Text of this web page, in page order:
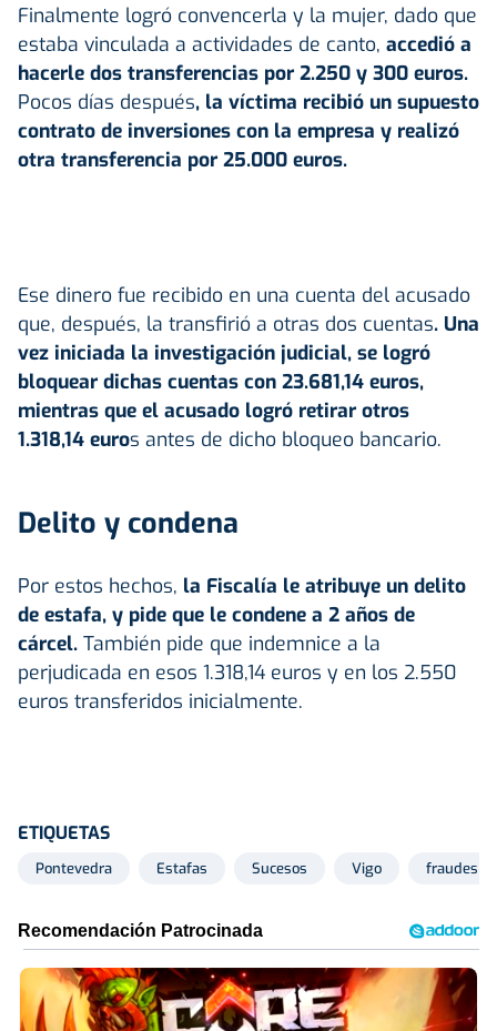
Finalmente logró convencerla y la mujer, dado que
estaba vinculada a actividades de canto, accedió a
hacerle dos transferencias por 2.250 y 300 euros.
Pocos días después, la víctima recibió un supuesto
contrato de inversiones con la empresa y realizó
otra transferencia por 25.000 euros.
Ese dinero fue recibido en una cuenta del acusado
que, después, la transfirió a otras dos cuentas. Una
vez iniciada la investigación judicial, se logró
bloquear dichas cuentas con 23.681,14 euros,
mientras que el acusado logró retirar otros
1.318,14 euros antes de dicho bloqueo bancario.
Delito y condena
Por estos hechos, la Fiscalía le atribuye un delito
de estafa, y pide que le condene a 2 años de
cárcel. También pide que indemnice a la
perjudicada en esos 1.318,14 euros y en los 2.550
euros transferidos inicialmente.
ETIQUETAS
Pontevedra Estafas Sucesos Vigo fraudes